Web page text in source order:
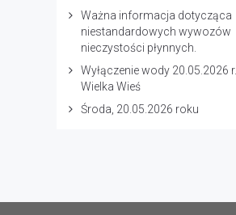
Ważna informacja dotycząca
niestandardowych wywozów
nieczystości płynnych.
Wyłączenie wody 20.05.2026 r.
Wielka Wieś
Środa, 20.05.2026 roku